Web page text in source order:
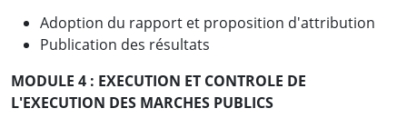
Adoption du rapport et proposition d'attribution
Publication des résultats
MODULE 4 : EXECUTION ET CONTROLE DE
L'EXECUTION DES MARCHES PUBLICS